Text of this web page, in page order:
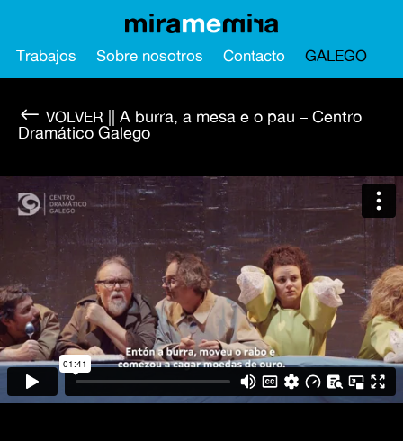
Trabajos Sobre nosotros Contacto GALEGO
#
|| A burra, a mesa e o pau – Centro
Dramático Galego